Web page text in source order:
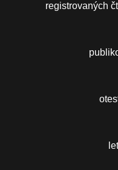
registrovaných